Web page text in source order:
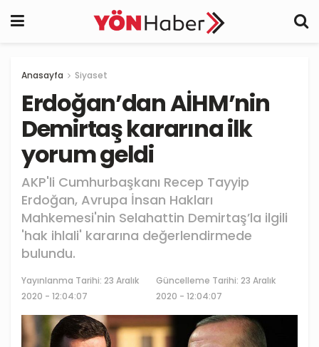
Anasayfa Siyaset
Erdoğan’dan AİHM’nin
Demirtaş kararına ilk
yorum geldi
AKP'li Cumhurbaşkanı Recep Tayyip
Erdoğan, Avrupa İnsan Hakları
Mahkemesi'nin Selahattin Demirtaş’la ilgili
'hak ihlali' kararına değerlendirmede
bulundu.
Yayınlanma Tarihi: 23 Aralık
2020 - 12:04:07
Güncelleme Tarihi: 23 Aralık
2020 - 12:04:07